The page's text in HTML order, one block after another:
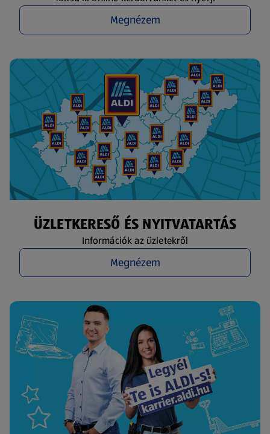
Megnézem
ÜZLETKERESŐ ÉS NYITVATARTÁS
Információk az üzletekről
Megnézem